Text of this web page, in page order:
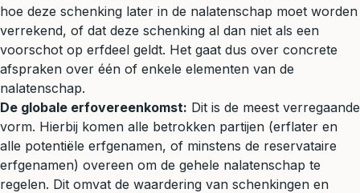
hoe deze schenking later in de nalatenschap moet worden
verrekend, of dat deze schenking al dan niet als een
voorschot op erfdeel geldt. Het gaat dus over concrete
afspraken over één of enkele elementen van de
nalatenschap.
De globale erfovereenkomst: Dit is de meest verregaande
vorm. Hierbij komen alle betrokken partijen (erflater en
alle potentiële erfgenamen, of minstens de reservataire
erfgenamen) overeen om de gehele nalatenschap te
regelen. Dit omvat de waardering van schenkingen en